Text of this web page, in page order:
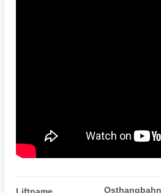
Liftname Osthangbahn